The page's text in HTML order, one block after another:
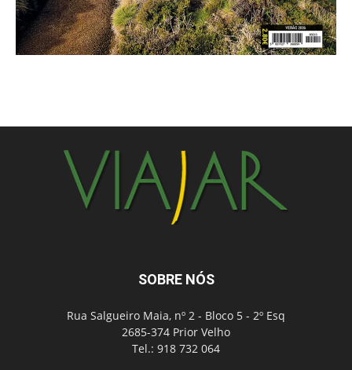
SOBRE NÓS
Rua Salgueiro Maia, nº 2 - Bloco 5 - 2º Esq
2685-374 Prior Velho
Tel.: 918 732 064